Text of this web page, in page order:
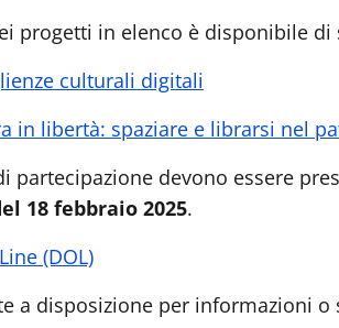
progetti in elenco è disponibile
culturali digitali
in libertà: spaziare e librarsi nel
partecipazione devono essere
18 febbraio 2025.
(DOL)
a disposizione per informazioni